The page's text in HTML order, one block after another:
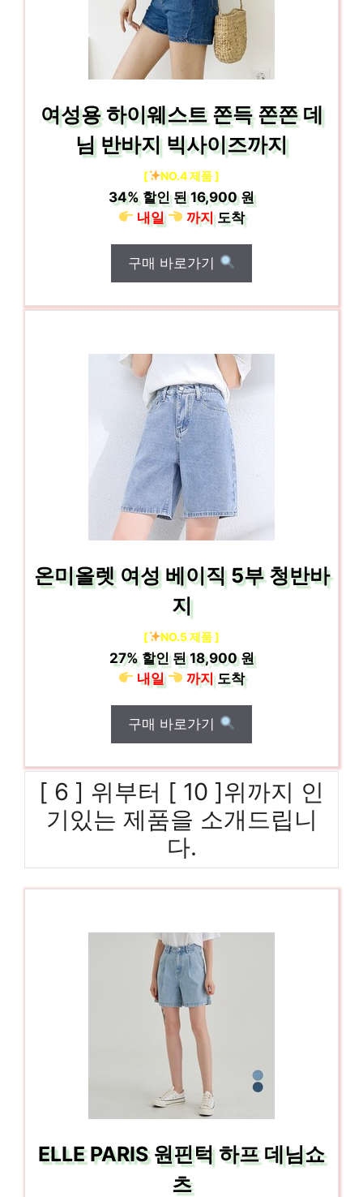
여성용 하이웨스트 쫀득 쫀쫀 데
님 반바지 빅사이즈까지
[ NO.4 제품 ]
34% 할인 된16,900 원
내일
까지도착
구매 바로가기
온미올렛 여성 베이직 5부 청반바
지
[ NO.5 제품 ]
27%할인 된18,900 원
내일
까지도착
구매 바로가기
[ 6 ] 위부터 [ 10 ]위까지 인
기있는 제품을 소개드립니
다.
ELLE PARIS 원핀턱 하프 데님쇼
츠